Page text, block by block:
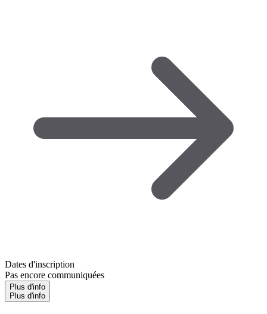
Dates d'inscription
Pas encore communiquées
Plus d'info
Plus d'info